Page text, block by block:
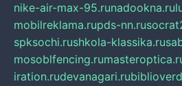
nike-air-max-95.runadookna.ru
mobilreklama.rupds-nn.ru
spksochi.rushkola-klassika.ru
mosoblfencing.ru
iration.rudevanagari.ru